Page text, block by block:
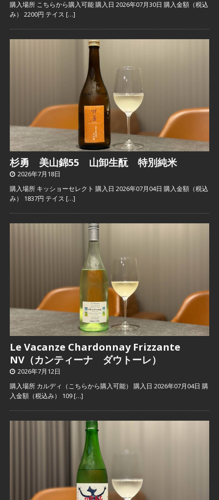
購入場所 こちらから購入可能 購入日 2026年07月30日 購入金額（税込
み） 2200円 テイス […]
杉勇 美山錦55 山卸生酛 特別純米
2026年7月18日
購入場所 キッショーセレクト 購入日 2026年07月04日 購入金額（税込
み） 1837円 テイス […]
Le Vacanze Chardonnay Frizzante
NV（カンティーナ ダウトーレ）
2026年7月12日
購入場所 カルディ（こちらから購入可能） 購入日 2026年07月04日 購
入金額（税込み） 109[…]